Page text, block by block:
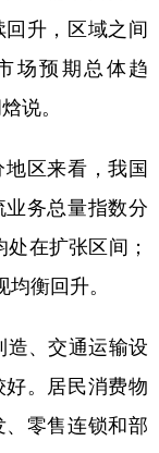
悦读
上市公司
山西
江苏
湖南
重庆
回升，区域之间
场预期总体趋
说。
区来看，我国
务总量指数分
在扩张区间；
衡回升。
、交通运输设
。居民消费物
零售连锁和部